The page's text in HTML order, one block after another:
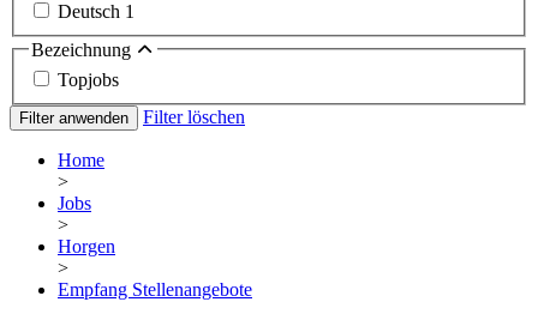
Deutsch 1
Bezeichnung
Topjobs
Filter anwenden Filter löschen
Home
>
Jobs
>
Horgen
>
Empfang Stellenangebote